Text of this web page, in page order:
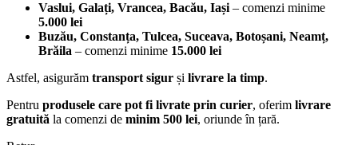
Vaslui, Galați, Vrancea, Bacău, Iași– comenzi minime
5.000 lei
Buzău, Constanța, Tulcea, Suceava, Botoșani, Neamț,
Brăila – comenzi minime 15.000 lei
Astfel, asigurăm transport sigur și livrare la timp.
Pentru produsele care pot fi livrate prin curier, oferim livrare
gratuită la comenzi de minim 500 lei, oriunde în țară.